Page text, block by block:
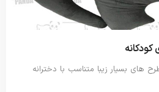
های بسیار زیبا متناسب با دخترانه